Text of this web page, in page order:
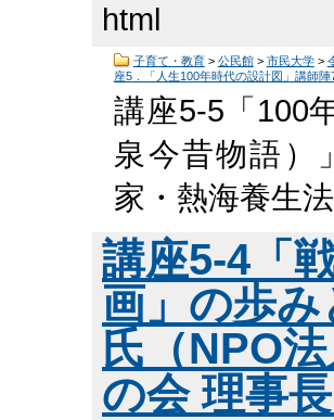
html
子育て・教育> 公民館> 市民大学>
座5．「人生100年時代の設計図」講師陣
講座5-5「100
泉今昔物語）
家・熱海養生
講座5-4「
画」の歩
氏（NPO
の会 理事